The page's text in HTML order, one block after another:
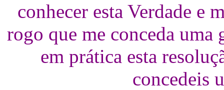
conhecer esta Verdade e
rogo que me conceda uma
em prática esta
concedeis